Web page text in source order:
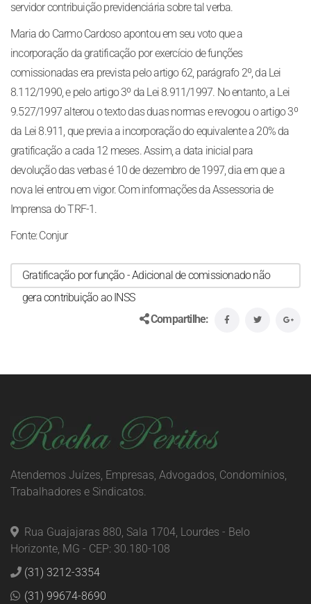
servidor contribuição previdenciária sobre tal verba.
Maria do Carmo Cardoso apontou em seu voto que a
incorporação da gratificação por exercício de funções
comissionadas era prevista pelo artigo 62, parágrafo 2º, da Lei
8.112/1990, e pelo artigo 3º da Lei 8.911/1997. No entanto, a Lei
9.527/1997 alterou o texto das duas normas e revogou o artigo 3º
da Lei 8.911, que previa a incorporação do equivalente a 20% da
gratificação a cada 12 meses. Assim, a data inicial para
devolução das verbas é 10 de dezembro de 1997, dia em que a
nova lei entrou em vigor. Com informações da Assessoria de
Imprensa do TRF-1.
Fonte: Conjur
Gratificação por função - Adicional de comissionado não
gera contribuição ao INSS
Compartilhe:
Atendemos Juízes, Empresas, Advogados, Condomínios,
Trabalhadores e Sindicatos.
Rua Guajajaras 880, Sala 1704, Lourdes - Belo
Horizonte, MG - CEP: 30.180-108
(31) 3212-3354
(31) 99674-8690